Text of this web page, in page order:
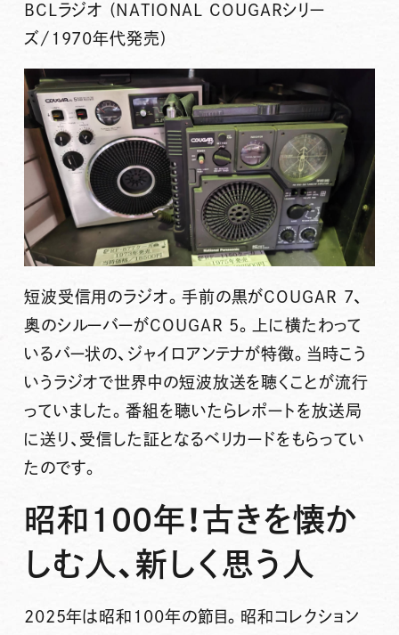
BCLラジオ (NATIONAL COUGARシリー
ズ/1970年代発売)
短波受信用のラジオ。手前の黒がCOUGAR 7、
奥のシルーバーがCOUGAR 5。上に横たわって
いるバー状の、ジャイロアンテナが特徴。当時こう
いうラジオで世界中の短波放送を聴くことが流行
っていました。番組を聴いたらレポートを放送局
に送り、受信した証となるベリカードをもらってい
たのです。
昭和100年！古きを懐か
しむ人、新しく思う人
2025年は昭和100年の節目。昭和コレクション